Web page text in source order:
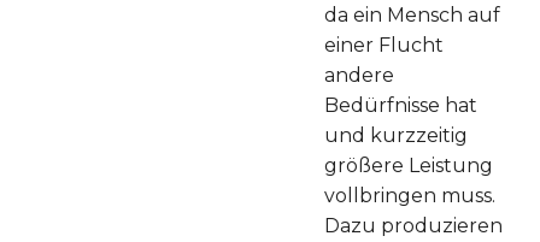
da ein Mensch auf
einer Flucht
andere
Bedürfnisse hat
und kurzzeitig
größere Leistung
vollbringen muss.
Dazu produzieren